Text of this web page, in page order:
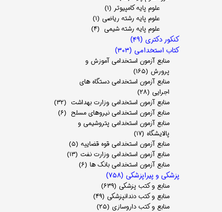
علوم پایه کامپیوتر (۱)
علوم پایه رشته ریاضی (۱)
علوم پایه رشته شیمی (۴)
کنکور دکتری (۴۹)
کتاب استخدامی (۳۰۳)
منابع آزمون استخدامی آموزش و
پرورش (۱۶۵)
منابع آزمون استخدامی دستگاه های
اجرایی (۲۸)
منابع آزمون استخدامی وزارت بهداشت (۳۲)
منابع آزمون استخدامی نیروهای مسلح (۶)
منابع آزمون استخدامی پتروشیمی و
پالایشگاه (۱۷)
منابع آزمون استخدامی قوه قضاییه (۵)
منابع آزمون استخدامی وزارت نفت (۱۳)
منابع آزمون استخدامی بانک ها (۶)
پزشکی و پیراپزشکی (۷۵۸)
منابع و کتب پزشکی (۶۳۹)
منابع و کتب دندانپزشکی (۴۹)
منابع و کتب داروسازی (۲۵)